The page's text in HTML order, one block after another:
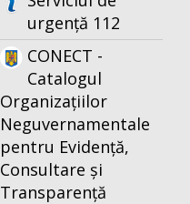
urgență 112
CONECT -
Catalogul
Organizațiilor
Neguvernamentale
pentru Evidență,
Consultare și
Transparență